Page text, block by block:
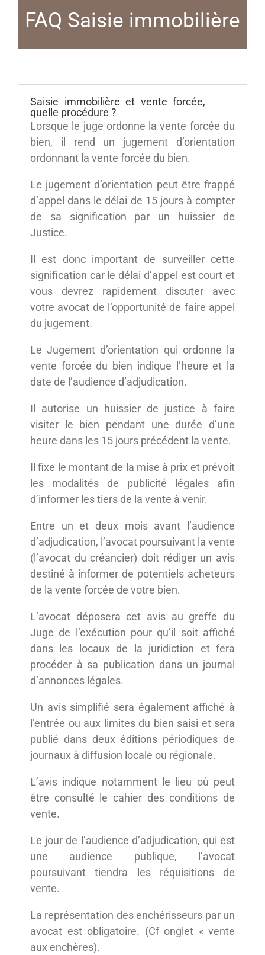
FAQ Saisie immobilière
Saisie immobilière et vente forcée,
quelle procédure ?
Lorsque le juge ordonne la vente forcée du
bien, il rend un jugement d’orientation
ordonnant la vente forcée du bien.
Le jugement d’orientation peut être frappé
d’appel dans le délai de 15 jours à compter
de sa signification par un huissier de
Justice.
Il est donc important de surveiller cette
signification car le délai d’appel est court et
vous devrez rapidement discuter avec
votre avocat de l’opportunité de faire appel
du jugement.
Le Jugement d’orientation qui ordonne la
vente forcée du bien indique l’heure et la
date de l’audience d’adjudication.
Il autorise un huissier de justice à faire
visiter le bien pendant une durée d’une
heure dans les 15 jours précédent la vente.
Il fixe le montant de la mise à prix et prévoit
les modalités de publicité légales afin
d’informer les tiers de la vente à venir.
Entre un et deux mois avant l’audience
d’adjudication, l’avocat poursuivant la vente
(l’avocat du créancier) doit rédiger un avis
destiné à informer de potentiels acheteurs
de la vente forcée de votre bien.
L’avocat déposera cet avis au greffe du
Juge de l’exécution pour qu’il soit affiché
dans les locaux de la juridiction et fera
procéder à sa publication dans un journal
d’annonces légales.
Un avis simplifié sera également affiché à
l’entrée ou aux limites du bien saisi et sera
publié dans deux éditions périodiques de
journaux à diffusion locale ou régionale.
L’avis indique notamment le lieu où peut
être consulté le cahier des conditions de
vente.
Le jour de l’audience d’adjudication, qui est
une audience publique, l’avocat
poursuivant tiendra les réquisitions de
vente.
La représentation des enchérisseurs par un
avocat est obligatoire. (Cf onglet « vente
aux enchères).